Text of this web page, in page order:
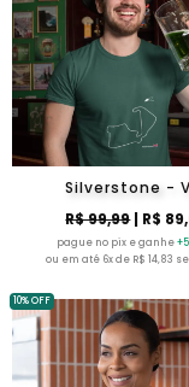
Silverstone -
R$ 99,99| R$
pague no pix e ganhe
ou em até 6x de R$ 14,83
10% OFF